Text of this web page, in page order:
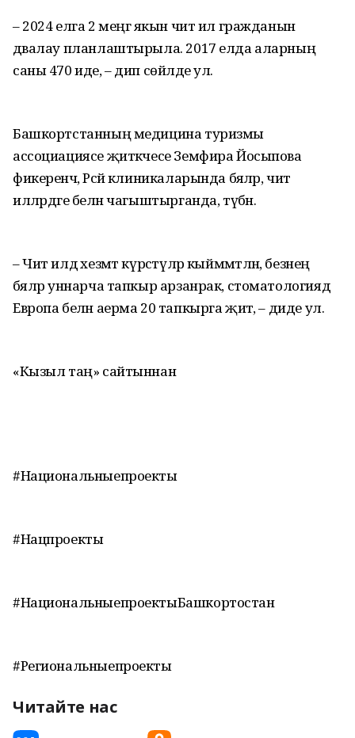
– 2024 елга 2 меңгә якын чит ил гражданын
дәвалау планлаштырыла. 2017 елда аларның
саны 470 иде, – дип сөйләде ул.
Башкортстанның медицина туризмы
ассоциациясе җитәкчесе Земфира Йосыпова
фикеренчә, Рәсәй клиникаларында бәяләр, чит
илләрдәге белән чагыштырганда, түбән.
– Чит илдә хезмәт күрсәтүләр кыйммәтләнә, безнең
бәяләр уннарча тапкыр арзанрак, стоматологиядә
Европа белән аерма 20 тапкырга җитә, – диде ул.
«Кызыл таң» сайтыннан
#Национальныепроекты
#Нацпроекты
#НациональныепроектыБашкортостан
#Региональныепроекты
Читайте нас